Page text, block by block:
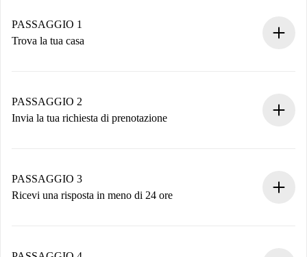
PASSAGGIO 1
Trova la tua casa
Hai tutte le informazioni necessarie in anticipo.
PASSAGGIO 2
Invia la tua richiesta di prenotazione
non accetta.
PASSAGGIO 3
Ricevi una risposta in meno di 24 ore